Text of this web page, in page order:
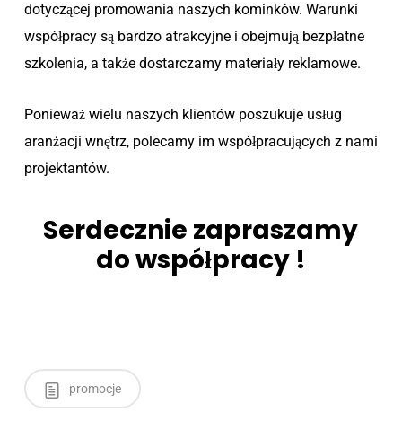
dotyczącej promowania naszych kominków. Warunki
współpracy są bardzo atrakcyjne i obejmują bezpłatne
szkolenia, a także dostarczamy materiały reklamowe.
Ponieważ wielu naszych klientów poszukuje usług
aranżacji wnętrz, polecamy im współpracujących z nami
projektantów.
Serdecznie zapraszamy
do współpracy !
promocje